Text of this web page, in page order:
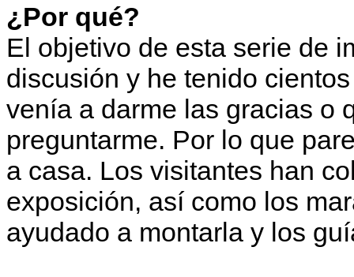
¿Por qué?
El objetivo de esta serie de
discusión y he tenido
venía a darme las gracias o
preguntarme. Por lo que
a casa. Los visitantes han
exposición, así como los
ayudado a montarla y los